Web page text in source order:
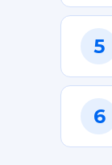
5
6